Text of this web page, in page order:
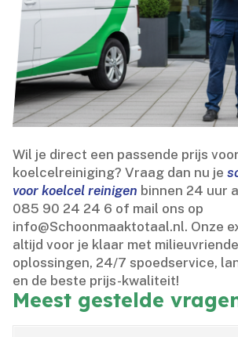
Wil je direct een passende prijs
koelcelreiniging? Vraag dan nu je
voor koelcel reinigen binnen 24 uur
085 90 24 24 6 of mail ons op
info@Schoonmaaktotaal.​nl.​ Onze
altijd voor je klaar met
oplossingen, 24/7 spoedservice,
en de beste prijs-kwaliteit!
Meest gestelde